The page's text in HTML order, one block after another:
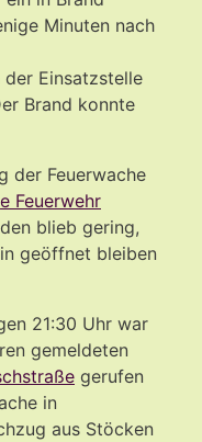
Minuten nach
Einsatzstelle
Brand konnte
der Feuerwache
Feuerwehr
blieb gering,
geöffnet bleiben
21:30 Uhr war
gemeldeten
gerufen
in
aus Stöcken